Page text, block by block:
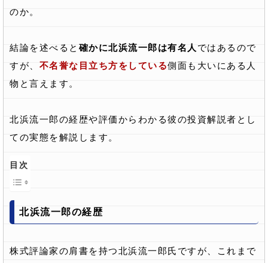
のか。
結論を述べると 確かに北浜流一郎は有名人 ではあるので
すが、 不名誉な目立ち方をしている側面も大いにある人
物と言えます。
北浜流一郎の経歴や評価からわかる彼の投資解説者とし
ての実態を解説します。
目次
北浜流一郎の経歴
株式評論家の肩書を持つ北浜流一郎氏ですが、これまで